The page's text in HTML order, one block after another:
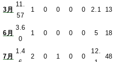
3月
11.
57
1 0 0 0 0 2.1 13
6月
3.6
0
1 0 0 0 0 5 18
7月
1.4
2 0 1 0 0
12.
48